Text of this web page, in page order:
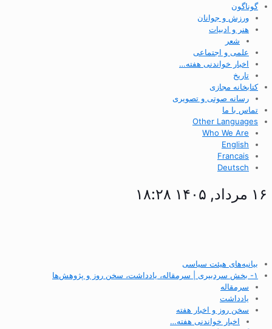
گوناگون
ورزش و جوانان
هنر و ادبیات
شعر
علمی و اجتماعی
اخبار خواندنی هفته…
تاریخ
کتابخانه مجازی
رسانه صوتی و تصویری
تماس با ما
Other Languages
Who We Are
English
Francais
Deutsch
۱۶ مرداد, ۱۴۰۵ ۱۸:۲۸
بیانیه‌های هیئت سیاسی
۱- بخش سردبیری | سرمقاله، یادداشت، سخن روز و پژوهش‌ها
سرمقاله
یادداشت
سخن روز و اخبار هفته
اخبار خواندنی هفته…